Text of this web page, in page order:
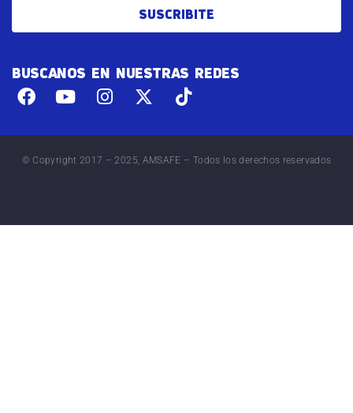
SUSCRIBITE
BUSCANOS EN NUESTRAS REDES
© Copyright 2017 – 2025, AMSAFE – Todos los derechos reservados